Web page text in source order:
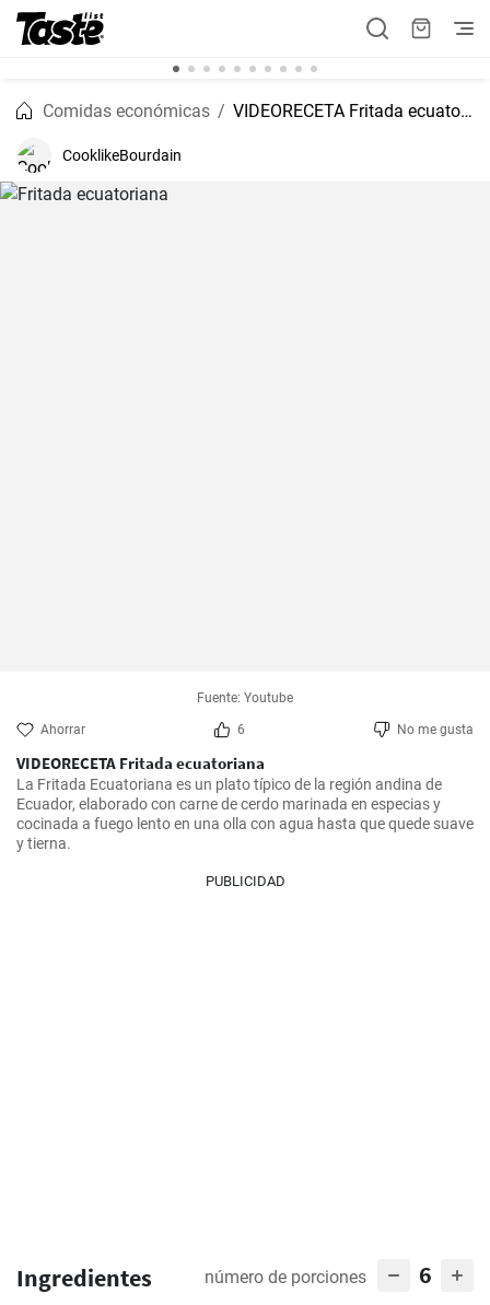
Comidas económicas VIDEORECETA Fritada ecuatoriana
CooklikeBourdain
Fuente: Youtube
Ahorrar 6 No me gusta
VIDEORECETA Fritada ecuatoriana
La Fritada Ecuatoriana es un plato típico de la región andina de
Ecuador, elaborado con carne de cerdo marinada en especias y
cocinada a fuego lento en una olla con agua hasta que quede suave
y tierna.
PUBLICIDAD
Ingredientes número de porciones 6